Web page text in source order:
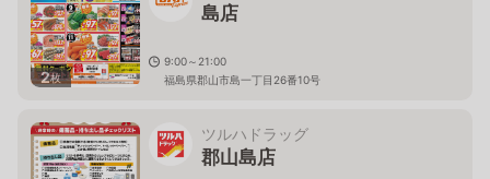
2枚
島店
9:00～21:00
福島県郡山市島一丁目26番10号
ツルハドラッグ
郡山島店